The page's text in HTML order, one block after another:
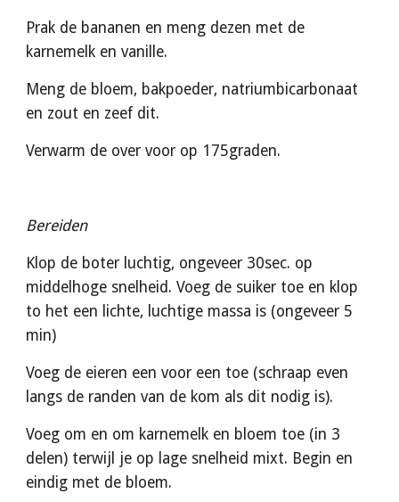
Prak de bananen en meng dezen met de
karnemelk en vanille.
Meng de bloem, bakpoeder, natriumbicarbonaat
en zout en zeef dit.
Verwarm de over voor op 175graden.
Bereiden
Klop de boter luchtig, ongeveer 30sec. op
middelhoge snelheid. Voeg de suiker toe en klop
to het een lichte, luchtige massa is (ongeveer 5
min)
Voeg de eieren een voor een toe (schraap even
langs de randen van de kom als dit nodig is).
Voeg om en om karnemelk en bloem toe (in 3
delen) terwijl je op lage snelheid mixt. Begin en
eindig met de bloem.